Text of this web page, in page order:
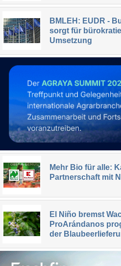
BMLEH: EUDR -
sorgt für
Umsetzung
Mehr Bio für alle:
Partnerschaft mit
El Niño bremst
ProArándanos
der